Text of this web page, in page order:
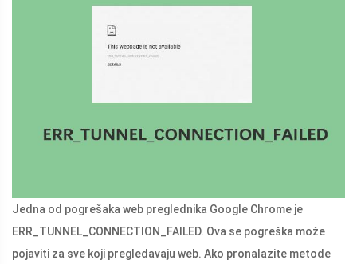
Jedna od pogrešaka web preglednika Google Chrome je
ERR_TUNNEL_CONNECTION_FAILED. Ova se pogreška može
pojaviti za sve koji pregledavaju web. Ako pronalazite metode